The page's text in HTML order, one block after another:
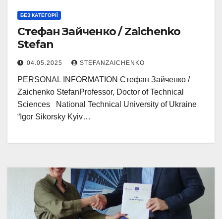
БЕЗ КАТЕГОРІЇ
Стефан Зайченко / Zaichenko
Stefan
04.05.2025 STEFANZAICHENKO
PERSONAL INFORMATION Стефан Зайченко /
Zaichenko StefanProfessor, Doctor of Technical
Sciences National Technical University of Ukraine
“Igor Sikorsky Kyiv…